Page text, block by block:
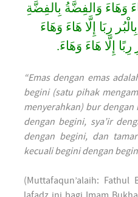
وَهَاءَ وَالفِضَّةُ بِالفِضَّةِ
رِبَا إِلَّا هَاءَ وَهَاءَ
إِلَّا هَاءَ وَهَاءَ.
“Emas dengan emas
begini (satu pihak
menyerahkan) bur
dengan begini, sya’ir
dengan begini, dan
kecuali begini dengan
(Muttafaqun’alaih: